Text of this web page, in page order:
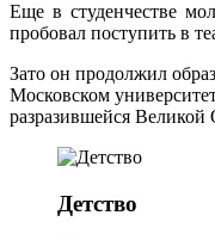
Еще в студенчестве
пробовал поступить в
Зато он продолжил
Московском
разразившейся
Детство